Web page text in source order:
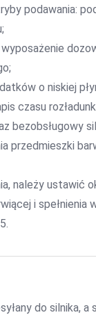
podawania:
o niskiej
czasu
bezobsługowy
przedmieszki
należy ustawić
i
do silnika,